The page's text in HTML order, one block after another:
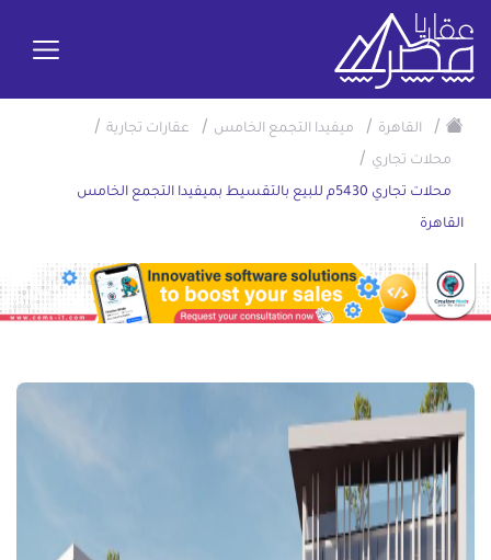
/ القاهرة / ميفيدا التجمع الخامس / عقارات تجارية /
محلات تجاري /
محلات تجاري 5430م للبيع بالتقسيط بميفيدا التجمع الخامس
القاهرة